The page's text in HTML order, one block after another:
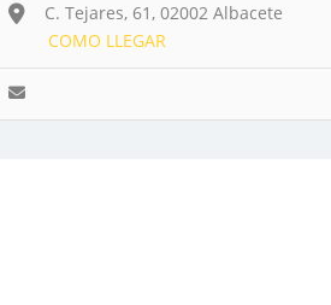
C. Tejares, 61, 02002 Albacete
COMO LLEGAR